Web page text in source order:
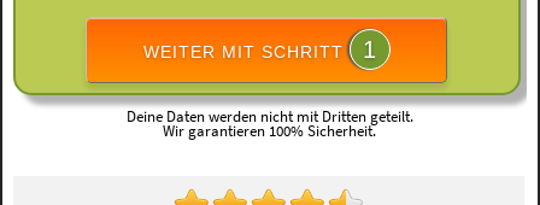
WEITER MIT SCHRITT 1
Deine Daten werden nicht mit Dritten geteilt.
Wir garantieren 100% Sicherheit.